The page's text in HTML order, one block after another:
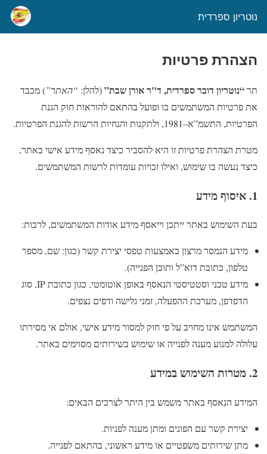
נוטריון ספרדית
הצהרת פרטיות
תר“נוטריון דובר ספרדית, ד"ר אורן שבת”(להלן: “האתר”) מכבד
את פרטיות המשתמשים בו ופועל בהתאם להוראות חוק הגנת
הפרטיות, התשמ”א–1981, ולתקנות והנחיות הרשות להגנת הפרטיות.
מטרת הצהרת פרטיות זו היא להסביר כיצד נאסף מידע אישי באתר,
כיצד נעשה בו שימוש, ואילו זכויות עומדות לרשות המשתמשים.
1. איסוף מידע
בעת השימוש באתר ייתכן וייאסף מידע אודות המשתמשים, לרבות:
מידע הנמסר מרצון באמצעות טפסי יצירת קשר (כגון: שם, מספר
טלפון, כתובת דוא”ל ותוכן הפנייה).
מידע טכני וסטטיסטי הנאסף באופן אוטומטי, כגון כתובת IP, סוג
הדפדפן, מערכת ההפעלה, זמני גלישה ודפים נצפים.
המשתמש אינו מחויב על פי חוק למסור מידע אישי, אולם אי מסירתו
עלולה למנוע מענה לפנייה או שימוש בשירותים מסוימים באתר.
2. מטרות השימוש במידע
המידע הנאסף באתר משמש בין היתר לצרכים הבאים:
יצירת קשר עם הפונים ומתן מענה לפניות.
מתן שירותים משפטיים או מידע ראשוני, בהתאם לפנייה.